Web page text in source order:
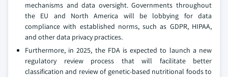
mechanisms and data oversight. Governments throughout
the EU and North America will be lobbying for data
compliance with established norms, such as GDPR, HIPAA,
and other data privacy practices.
Furthermore, in 2025, the FDA is expected to launch a new
regulatory review process that will facilitate better
classification and review of genetic-based nutritional foods to